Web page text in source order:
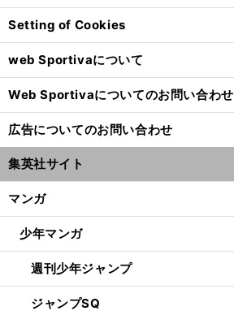
Setting of Cookies
web Sportivaについて
Web Sportivaについてのお問い合わせ
広告についてのお問い合わせ
集英社サイト
マンガ
少年マンガ
週刊少年ジャンプ
ジャンプSQ